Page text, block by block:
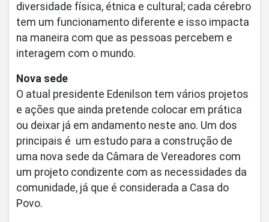
diversidade física, étnica e cultural; cada cérebro
tem um funcionamento diferente e isso impacta
na maneira com que as pessoas percebem e
interagem com o mundo.
Nova sede
O atual presidente Edenilson tem vários projetos
e ações que ainda pretende colocar em prática
ou deixar já em andamento neste ano. Um dos
principais é um estudo para a construção de
uma nova sede da Câmara de Vereadores com
um projeto condizente com as necessidades da
comunidade, já que é considerada a Casa do
Povo.